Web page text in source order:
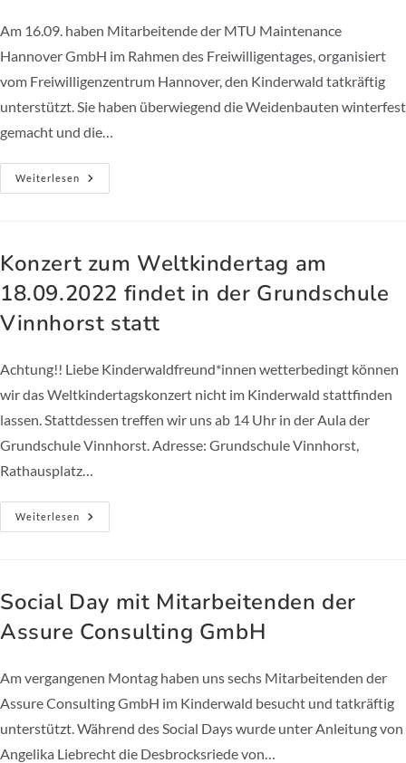
Am 16.09. haben Mitarbeitende der MTU Maintenance
Hannover GmbH im Rahmen des Freiwilligentages, organisiert
vom Freiwilligenzentrum Hannover, den Kinderwald tatkräftig
unterstützt. Sie haben überwiegend die Weidenbauten winterfest
gemacht und die…
Weiterlesen
Freiwilligentag
Mit
Hannover
GmbH
Konzert zum Weltkindertag am
18.09.2022 findet in der Grundschule
Vinnhorst statt
Achtung!! Liebe Kinderwaldfreund*innen wetterbedingt können
wir das Weltkindertagskonzert nicht im Kinderwald stattfinden
lassen. Stattdessen treffen wir uns ab 14 Uhr in der Aula der
Grundschule Vinnhorst. Adresse: Grundschule Vinnhorst,
Rathausplatz…
Weiterlesen
Konzert
Zum
In
Der
Grundschule
Vinnhorst
Statt
Social Day mit Mitarbeitenden der
Assure Consulting GmbH
Am vergangenen Montag haben uns sechs Mitarbeitenden der
Assure Consulting GmbH im Kinderwald besucht und tatkräftig
unterstützt. Während des Social Days wurde unter Anleitung von
Angelika Liebrecht die Desbrocksriede von…